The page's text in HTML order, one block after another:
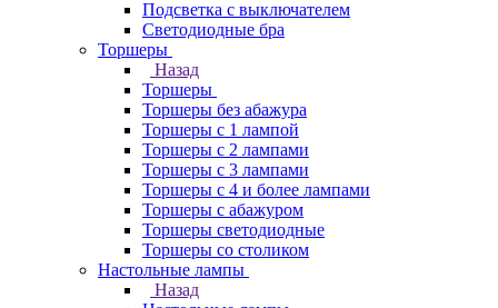
Подсветка с выключателем
Светодиодные бра
Торшеры
Назад
Торшеры
Торшеры без абажура
Торшеры с 1 лампой
Торшеры с 2 лампами
Торшеры с 3 лампами
Торшеры с 4 и более лампами
Торшеры с абажуром
Торшеры светодиодные
Торшеры со столиком
Настольные лампы
Назад